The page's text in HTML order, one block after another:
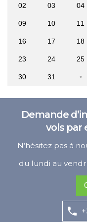
02 03 04
09 10 11
16 17 18
23 24 25
30 31
Demande
vols par
N’hésitez pas à
du lundi au